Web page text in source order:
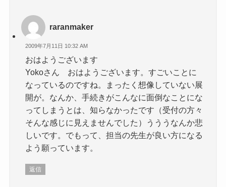
raranmaker
2009年7月11日 10:32 AM
おはようございます
Yokoさん おはようございます。すごいことに
なっているのですね。まったく想像していない展
開が。なんか、手続きがこんなに面倒なことにな
ってしまうとは、知らなかったです（受付の方々
そんな感じに見えませんでした）うううなんか悲
しいです。でもって、担当の先生が良い方になる
よう願っています。
返信